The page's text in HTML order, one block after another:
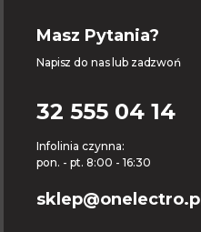
Masz Pytania?
Napisz do nas lub zadzwoń
32 555 04 14
Infolinia czynna:
pon. - pt. 8:00 - 16:30
sklep@onelectro.pl